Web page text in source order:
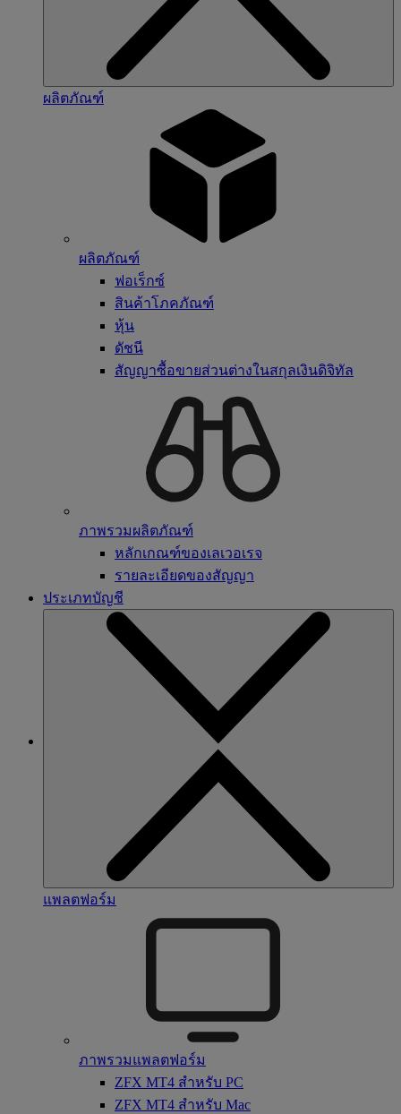
ผลิตภัณฑ์
ผลิตภัณฑ์
ฟอเร็กซ์
สินค้าโภคภัณฑ์
หุ้น
ดัชนี
สัญญาซื้อขายส่วนต่างในสกุลเงินดิจิทัล
ภาพรวมผลิตภัณฑ์
หลักเกณฑ์ของเลเวอเรจ
รายละเอียดของสัญญา
ประเภทบัญชี
แพลตฟอร์ม
ภาพรวมแพลตฟอร์ม
ZFX MT4 สำหรับ PC
ZFX MT4 สำหรับ Mac